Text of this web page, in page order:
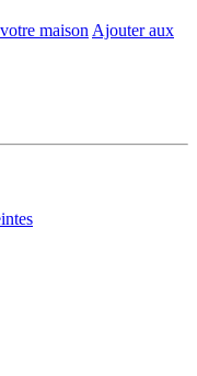
maison Ajouter aux